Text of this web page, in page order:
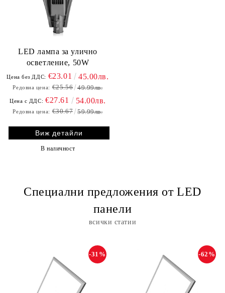
LED лампа за улично
осветление, 50W
Цена без ДДС: €23.01 45.00лв.
Редовна цена: €25.56 49.99лв.
Цена с ДДС: €27.61 54.00лв.
Редовна цена: €30.67 59.99лв.
Виж детайли
В наличност
Специални предложения от LED
панели
всички статии
-31% -62%